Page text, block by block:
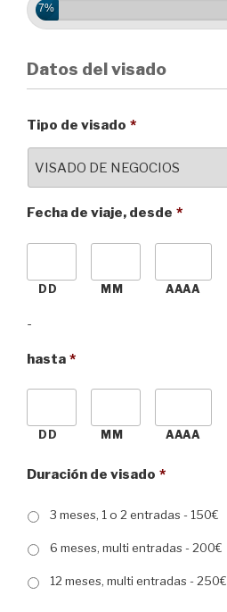
7%
Datos del visado
Tipo de visado *
Fecha de viaje, desde *
DD MM AAAA
-
hasta *
DD MM AAAA
Duración de visado *
3 meses, 1 o 2 entradas - 150€
6 meses, multi entradas - 200€
12 meses, multi entradas - 250€